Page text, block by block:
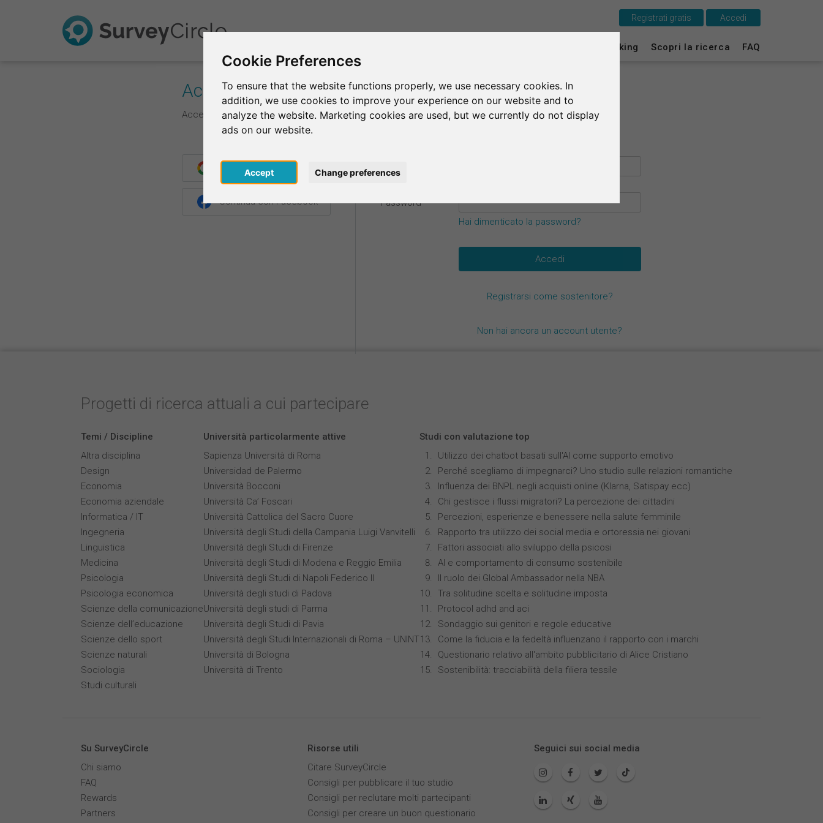
Cookie Preferences
To ensure that the website functions properly, we use necessary cookies. In
addition, we use cookies to improve your experience on our website and to
analyze the website. Marketing cookies are used, but we currently do not display
ads on our website.
Accept Change preferences
Survey Ranking Scopri la ricerca FAQ
Registrati gratis Accedi
Accedi
Accedi qui con le tue credenziali.
Continua con Google
Continua con Facebook Password*
Hai dimenticato la password?
Registrarsi come sostenitore?
Non hai ancora un account utente?
Progetti di ricerca attuali a cui partecipare
Temi / Discipline
Altra disciplina
Design
Economia
Economia aziendale
Informatica / IT
Ingegneria
Linguistica
Medicina
Psicologia
Psicologia economica
Scienze della comunicazione
Scienze dell’educazione
Scienze dello sport
Scienze naturali
Sociologia
Studi culturali
Università particolarmente attive
Sapienza Università di Roma
Universidad de Palermo
Università Bocconi
Università Ca’ Foscari
Università Cattolica del Sacro Cuore
Università degli Studi della Campania Luigi Vanvitelli
Università degli Studi di Firenze
Università degli Studi di Modena e Reggio Emilia
Università degli Studi di Napoli Federico II
Università degli studi di Padova
Università degli studi di Parma
Università degli Studi di Pavia
Università degli Studi Internazionali di Roma – UNINT
Università di Bologna
Università di Trento
Studi con valutazione top
Utilizzo dei chatbot basati sull'AI come supporto emotivo
Perché scegliamo di impegnarci? Uno studio sulle relazioni romantiche
Influenza dei BNPL negli acquisti online (Klarna, Satispay ecc)
Chi gestisce i flussi migratori? La percezione dei cittadini
Percezioni, esperienze e benessere nella salute femminile
Rapporto tra utilizzo dei social media e ortoressia nei giovani
Fattori associati allo sviluppo della psicosi
AI e comportamento di consumo sostenibile
Il ruolo dei Global Ambassador nella NBA
Tra solitudine scelta e solitudine imposta
Protocol adhd and aci
Sondaggio sui genitori e regole educative
Come la fiducia e la fedeltà influenzano il rapporto con i marchi
Questionario relativo all'ambito pubblicitario di Alice Cristiano
Sostenibilità: tracciabilità della filiera tessile
Su SurveyCircle
Chi siamo
FAQ
Rewards
Partners
Risorse utili
Citare SurveyCircle
Consigli per pubblicare il tuo studio
Consigli per reclutare molti partecipanti
Consigli per creare un buon questionario
Seguici sui social media